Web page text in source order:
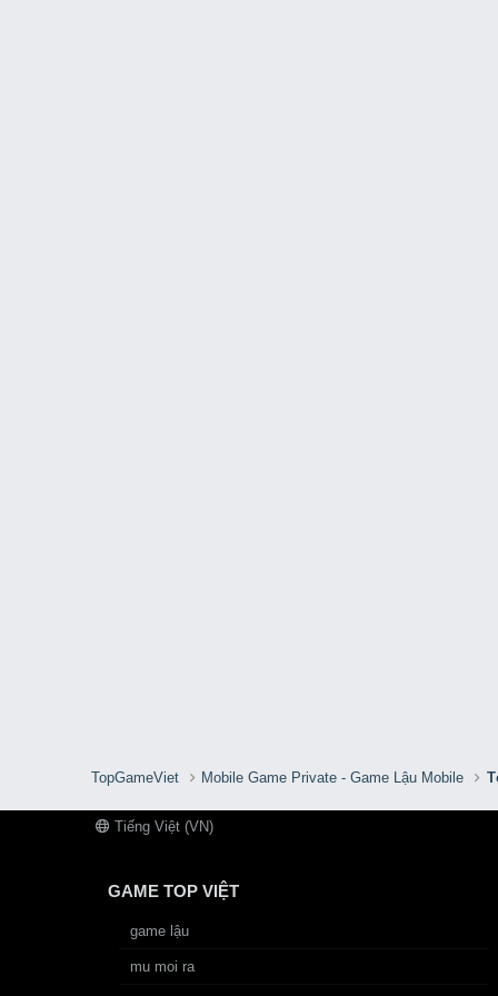
TopGameViet Mobile Game Private - Game Lậu Mobile
Tiếng Việt (VN)
GAME TOP VIỆT
game lậu
mu moi ra